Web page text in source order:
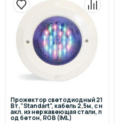
Прожектор светодиодный 21
Вт,"Standart", кабель 2,5м, с н
акл. из нержавеющая стали, п
од бетон, RGB (IML)